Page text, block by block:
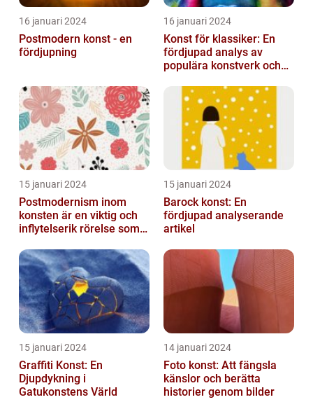
16 januari 2024
Postmodern konst - en
fördjupning
16 januari 2024
Konst för klassiker: En
fördjupad analys av
populära konstverk och
15 januari 2024
Postmodernism inom
konsten är en viktig och
inflytelserik rörelse som
normer o...
15 januari 2024
Barock konst: En
fördjupad analyserande
artikel
15 januari 2024
Graffiti Konst: En
Djupdykning i
Gatukonstens Värld
14 januari 2024
Foto konst: Att fängsla
känslor och berätta
historier genom bilder